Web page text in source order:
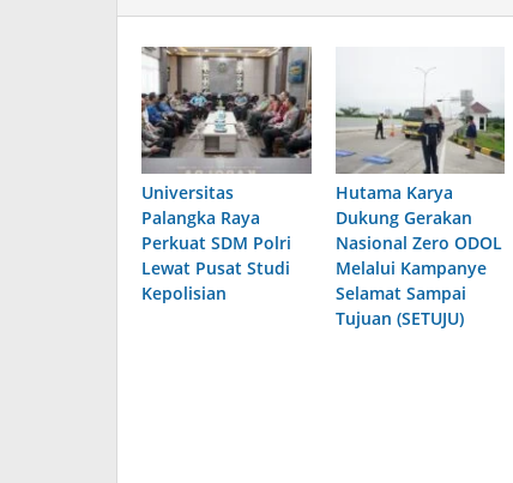
Universitas
Palangka Raya
Perkuat SDM Polri
Lewat Pusat Studi
Kepolisian
Hutama Karya
Dukung Gerakan
Nasional Zero ODOL
Melalui Kampanye
Selamat Sampai
Tujuan (SETUJU)